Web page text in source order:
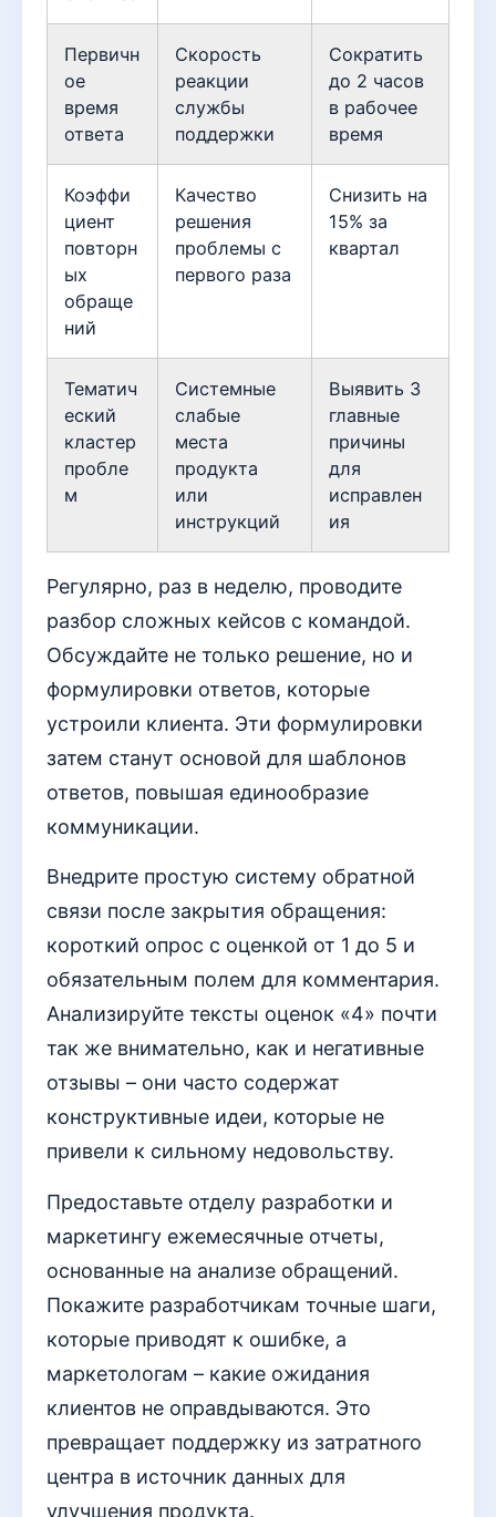
Первичн
ое
время
ответа
Скорость
реакции
службы
поддержки
Сократить
до 2 часов
в рабочее
время
Коэффи
циент
повторн
ых
обраще
ний
Качество
решения
проблемы с
первого раза
Снизить на
15% за
квартал
Тематич
еский
кластер
пробле
м
Системные
слабые
места
продукта
или
инструкций
Выявить 3
главные
причины
для
исправлен
ия
Регулярно, раз в неделю, проводите
разбор сложных кейсов с командой.
Обсуждайте не только решение, но и
формулировки ответов, которые
устроили клиента. Эти формулировки
затем станут основой для шаблонов
ответов, повышая единообразие
коммуникации.
Внедрите простую систему обратной
связи после закрытия обращения:
короткий опрос с оценкой от 1 до 5 и
обязательным полем для комментария.
Анализируйте тексты оценок «4» почти
так же внимательно, как и негативные
отзывы – они часто содержат
конструктивные идеи, которые не
привели к сильному недовольству.
Предоставьте отделу разработки и
маркетингу ежемесячные отчеты,
основанные на анализе обращений.
Покажите разработчикам точные шаги,
которые приводят к ошибке, а
маркетологам – какие ожидания
клиентов не оправдываются. Это
превращает поддержку из затратного
центра в источник данных для
улучшения продукта.